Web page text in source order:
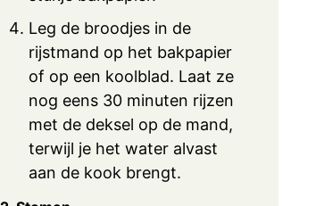
Leg de broodjes in de
rijstmand op het bakpapier
of op een koolblad. Laat ze
nog eens 30 minuten rijzen
met de deksel op de mand,
terwijl je het water alvast
aan de kook brengt.